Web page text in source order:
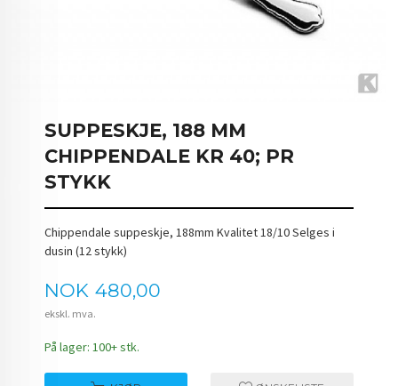
SUPPESKJE, 188 MM
CHIPPENDALE KR 40; PR
STYKK
Chippendale suppeskje, 188mm Kvalitet 18/10 Selges i
dusin (12 stykk)
Pris
NOK 480,00
ekskl. mva.
På lager: 100+ stk.